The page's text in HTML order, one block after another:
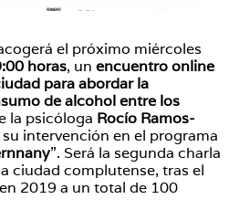
el próximo miércoles
horas, un encuentro online
para abordar la
de alcohol entre los
la psicóloga Rocío Ramos-
intervención en el programa
”. Será la segunda charla
ciudad complutense, tras el
2019 a un total de 100